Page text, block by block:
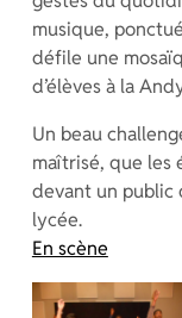
musique,
défile une
d’élèves à la
Un beau
maîtrisé, que les
devant un public
lycée.
En scène